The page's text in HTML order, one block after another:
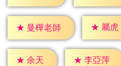
★ 曼樺老師 ★ 屬虎
★ 余天 ★ 李亞萍